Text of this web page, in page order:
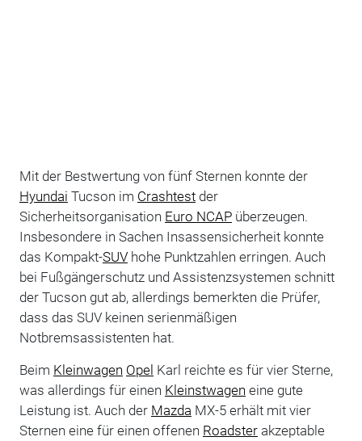
Mit der Bestwertung von fünf Sternen konnte der
Hyundai Tucson im Crashtestder
Sicherheitsorganisation Euro NCAPüberzeugen.
Insbesondere in Sachen Insassensicherheit konnte
das Kompakt-SUVhohe Punktzahlen erringen. Auch
bei Fußgängerschutz und Assistenzsystemen schnitt
der Tucson gut ab, allerdings bemerkten die Prüfer,
dass das SUV keinen serienmäßigen
Notbremsassistenten hat.
Beim Kleinwagen Opel Karl reichte es für vier Sterne,
was allerdings für einen Kleinstwagen eine gute
Leistung ist. Auch der Mazda MX-5 erhält mit vier
Sternen eine für einen offenen Roadsterakzeptable